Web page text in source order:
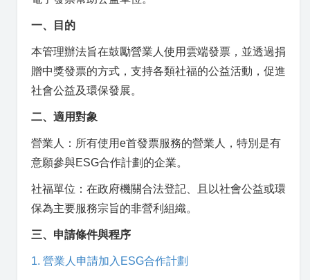
一、目的
本管理辦法旨在鼓勵營業人使用雲端發票，並透過捐
贈中獎發票的方式，支持各類社福的公益活動，促進
社會公益及環保發展。
二、適用對象
營業人：所有使用e首發票服務的營業人，特別是有
意願參與ESG合作計劃的企業。
社福單位：在政府機關合法登記、且以社會公益或環
保為主要服務宗旨的非營利組織。
三、申請條件與程序
1. 營業人申請加入ESG合作計劃